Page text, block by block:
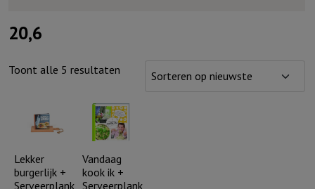
20,6
Toont alle 5 resultaten
nieuwste
Lekker
burgerlijk +
Serveerplank
Vandaag
kook ik +
Serveerplank